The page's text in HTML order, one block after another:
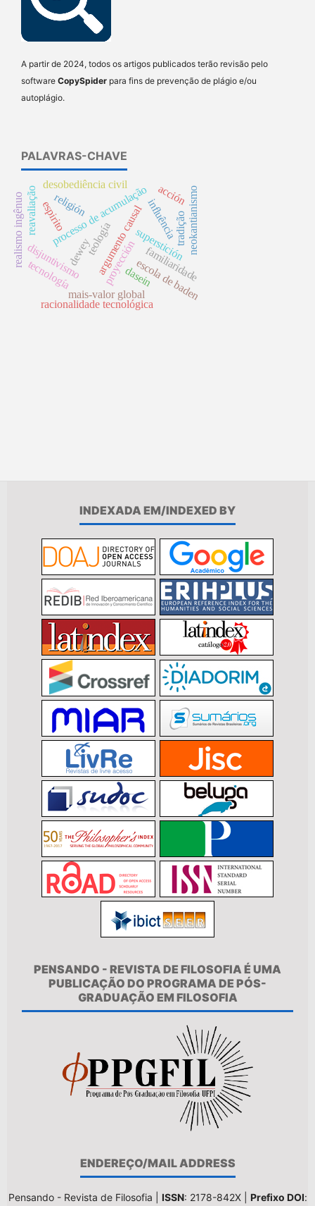
A partir de 2024, todos os artigos publicados terão revisão pelo
software CopySpider para fins de prevenção de plágio e/ou
autoplágio.
PALAVRAS-CHAVE
argumento causalsuperstición
proyección
processo de acumulação
mais-valor global
disjuntivismo
religión
realismo ingênuo
racionalidade tecnológica
tecnología
deweyteología
espirito influência
familiaridade
desobediência civil
neokantianismo
escola de baden
dasein
reavaliação tradição
acción
INDEXADA EM/INDEXED BY
PENSANDO - REVISTA DE FILOSOFIA É UMA
PUBLICAÇÃO DO PROGRAMA DE PÓS-
GRADUAÇÃO EM FILOSOFIA
ENDEREÇO/MAIL ADDRESS
Pensando - Revista de Filosofia | ISSN: 2178-842X | Prefixo DOI: